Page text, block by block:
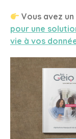
Vous avez
pour une
vie à vos